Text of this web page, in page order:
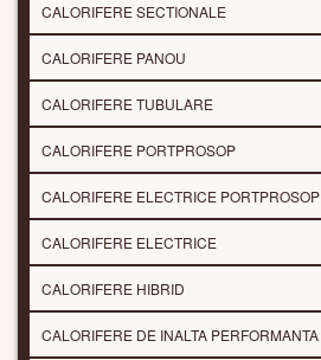
CALORIFERE SECTIONALE
CALORIFERE PANOU
CALORIFERE TUBULARE
CALORIFERE PORTPROSOP
CALORIFERE ELECTRICE PORTPROSOP
CALORIFERE ELECTRICE
CALORIFERE HIBRID
CALORIFERE DE INALTA PERFORMANTA